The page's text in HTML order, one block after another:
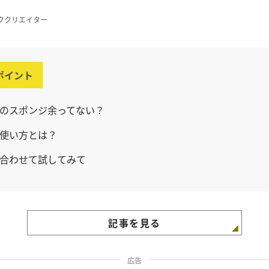
クリエイター
イント
スポンジ余ってない？
い方とは？
わせて試してみて
記事を見る
広告